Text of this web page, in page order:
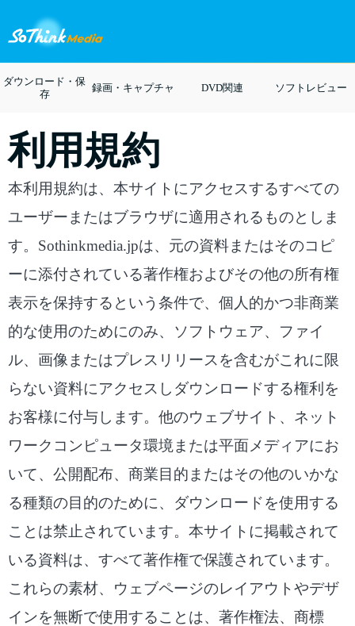
ダウンロード・保
存
録画・キャプチャ DVD関連 ソフトレビュー
利用規約
本利用規約は、本サイトにアクセスするすべての
ユーザーまたはブラウザに適用されるものとしま
す。Sothinkmedia.jpは、元の資料またはそのコピ
ーに添付されている著作権およびその他の所有権
表示を保持するという条件で、個人的かつ非商業
的な使用のためにのみ、ソフトウェア、ファイ
ル、画像またはプレスリリースを含むがこれに限
らない資料にアクセスしダウンロードする権利を
お客様に付与します。他のウェブサイト、ネット
ワークコンピュータ環境または平面メディアにお
いて、公開配布、商業目的またはその他のいかな
る種類の目的のために、ダウンロードを使用する
ことは禁止されています。本サイトに掲載されて
いる資料は、すべて著作権で保護されています。
これらの素材、ウェブページのレイアウトやデザ
インを無断で使用することは、著作権法、商標